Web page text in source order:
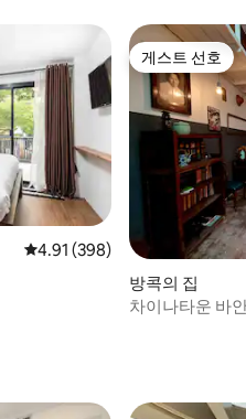
평점 4.91점(5점 만점), 후기
4.91 (398)
게스트 선호
게스트 선호
방콕의 집
차이나타운 바